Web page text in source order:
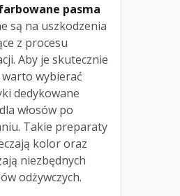
pasma
są na uszkodzenia
z procesu
Aby je skutecznie
wybierać
dedykowane
włosów po
Takie preparaty
kolor oraz
niezbędnych
odżywczych.